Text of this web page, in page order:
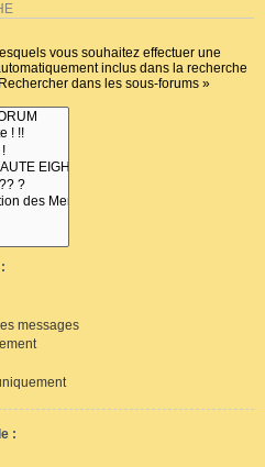
vous souhaitez effectuer une
inclus dans la recherche
dans les sous-forums »
messages
: